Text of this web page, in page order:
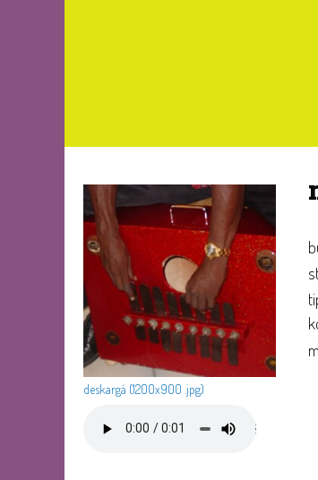
deskargá (1200x900 .jpg)